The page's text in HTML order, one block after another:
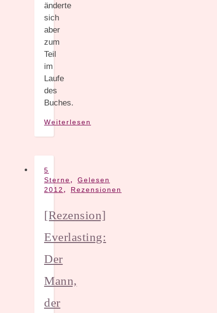
änderte
sich
aber
zum
Teil
im
Laufe
des
Buches.
Weiterlesen
5
Sterne, Gelesen
2012 , Rezensionen
[Rezension]
Everlasting:
Der
Mann,
der